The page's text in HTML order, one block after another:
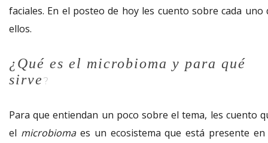
faciales. En el posteo de hoy les cuento sobre cada uno
ellos.
¿Qué es el microbioma y para qué
sirve ?
Para que entiendan un poco sobre el tema, les cuento
el microbiomaes un ecosistema que está presente en